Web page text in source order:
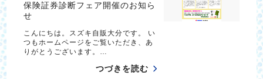
保険証券診断フェア開催のお知ら
せ
こんにちは。スズキ自販大分です。 い
つもホームページをご覧いただき、あ
りがとうございます。…
つづきを読む